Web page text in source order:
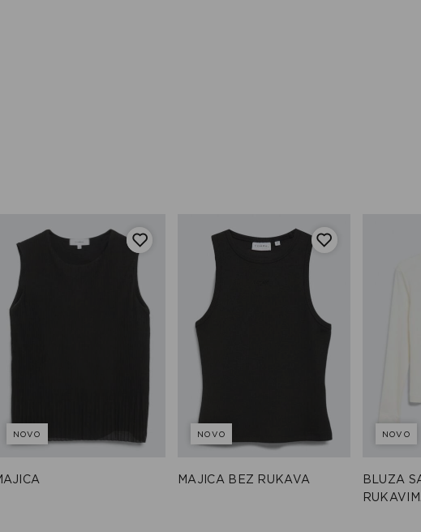
NOVO NOVO
MAJICA BEZ RUKAVA
NOVO
BLUZA